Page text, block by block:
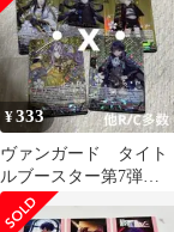
¥333
ヴァンガード タイト
ルブースター第7弾
「刀剣乱舞ONLINE
2023」